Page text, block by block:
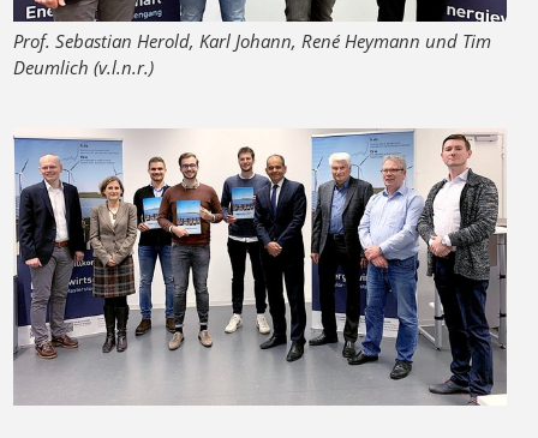
Prof. Sebastian Herold, Karl Johann, René Heymann und Tim
Deumlich (v.l.n.r.)